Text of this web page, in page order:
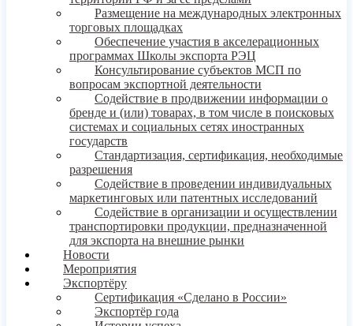
Размещение на международных электронных
торговых площадках
Обеспечение участия в акселерационных
программах Школы экспорта РЭЦ
Консультирование субъектов МСП по
вопросам экспортной деятельности
Содействие в продвижении информации о
бренде и (или) товарах, в том числе в поисковых
системах и социальных сетях иностранных
государств
Стандартизация, сертификация, необходимые
разрешения
Содействие в проведении индивидуальных
маркетинговых или патентных исследований
Содействие в организации и осуществлении
транспортировки продукции, предназначенной
для экспорта на внешние рынки
Новости
Мероприятия
Экспортёру
Сертификация «Сделано в России»
Экспортёр года